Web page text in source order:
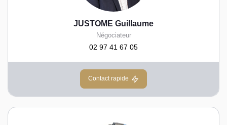
JUSTOME Guillaume
Négociateur
02 97 41 67 05
Contact rapide